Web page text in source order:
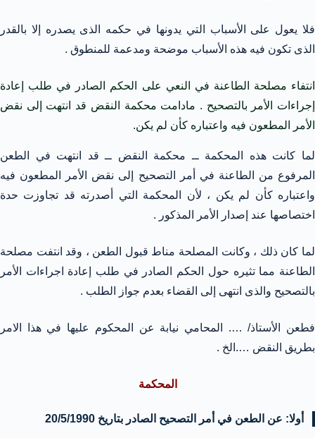
فلا يعول على الأسباب التي يدونها في حكمه الذى يصدره إلا بالقدر
الذى تكون فيه هذه الأسباب موضحة ومدعمة للمنطوق .
انتفاء مصلحة الطاعنة في النعي على الحكم الصادر في طلب إعادة
إجراءات الأمر بالتصحيح . مادامت محكمة النقض قد انتهت إلى نقض
الأمر المطعون فيه واعتباره كأن لم يكن.
لما كانت هذه المحكمة ــ محكمة النقض ــ قد انتهت في الطعن
المرفوع من الطاعنة في أمر التصحيح إلى نقض الأمر المطعون فيه
واعتباره كأن لم يكن ، لأن المحكمة التي أصدرته قد تجاوزت حدة
اختصاصها عند إصدار الأمر المذكور .
لما كان ذلك ، وكانت المصلحة مناط قبول الطعن ، وقد انتفت مصلحة
الطاعنة مما تثيره حول الحكم الصادر في طلب إعادة اجراءات الأمر
بالتصحيح والذى انتهى إلى القضاء بعدم جواز الطلب .
فطعن الأستاذ/ …. المحامي نيابة عن المحكوم عليها في هذا الامر
بطريق النقض ….الخ .
المحكمة
أولا: عن الطعن في أمر التصحيح الصادر بتاريخ 20/5/1990